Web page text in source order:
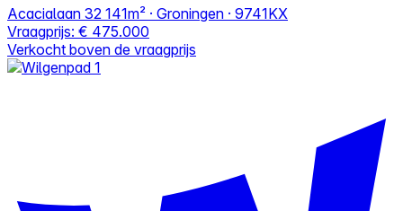
Acacialaan 32 141m² · Groningen · 9741KX
Vraagprijs: € 475.000
Verkocht boven de vraagprijs